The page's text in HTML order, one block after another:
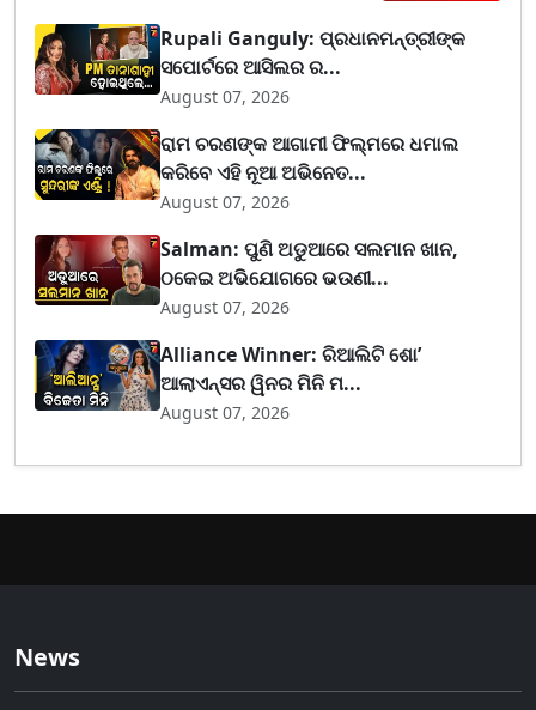
Rupali Ganguly: ପ୍ରଧାନମନ୍ତ୍ରୀଙ୍କ
ସପୋର୍ଟରେ ଆସିଲର ର...
August 07, 2026
ରାମ ଚରଣଙ୍କ ଆଗାମୀ ଫିଲ୍ମରେ ଧମାଲ
କରିବେ ଏହି ନୂଆ ଅଭିନେତ...
August 07, 2026
Salman: ପୁଣି ଅଡୁଆରେ ସଲମାନ ଖାନ,
ଠକେଇ ଅଭିଯୋଗରେ ଭଉଣୀ...
August 07, 2026
Alliance Winner: ରିଆଲିଟି ଶୋ’
ଆଲାଏନ୍ସର ୱିନର ମିନି ମ...
August 07, 2026
News